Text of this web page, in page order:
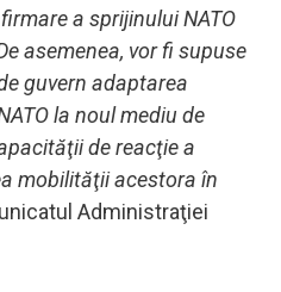
a sprijinului NATO
asemenea, vor fi supuse
guvern adaptarea
la noul mediu de
de reacţie a
mobilităţii acestora în
Administraţiei